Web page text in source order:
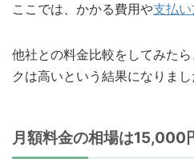
ここでは、かかる費用や支払
他社との料金比較をしてみた
クは高いという結果になりまし
月額料金の相場は15,000